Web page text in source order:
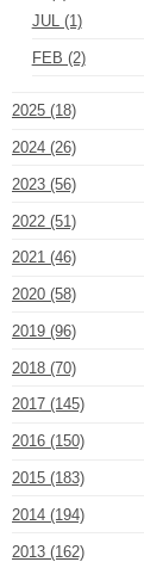
JUL (1)
FEB (2)
2025 (18)
2024 (26)
2023 (56)
2022 (51)
2021 (46)
2020 (58)
2019 (96)
2018 (70)
2017 (145)
2016 (150)
2015 (183)
2014 (194)
2013 (162)